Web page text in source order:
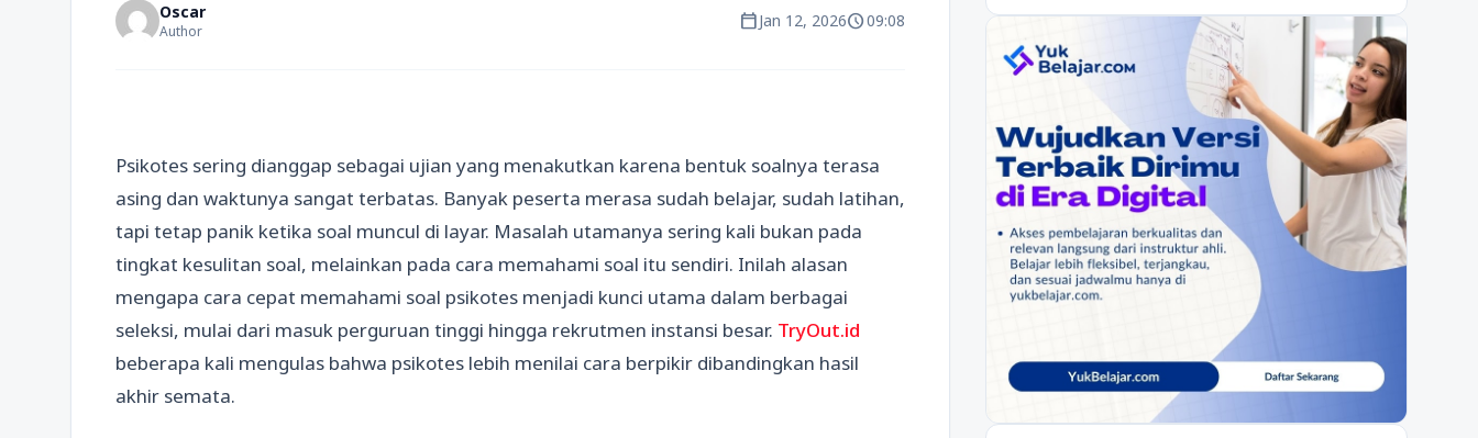
Oscar
Author calendar_todayJan 12, 2026schedule09:08
Psikotes sering dianggap sebagai ujian yang menakutkan karena bentuk soalnya terasa
asing dan waktunya sangat terbatas. Banyak peserta merasa sudah belajar, sudah latihan,
tapi tetap panik ketika soal muncul di layar. Masalah utamanya sering kali bukan pada
tingkat kesulitan soal, melainkan pada cara memahami soal itu sendiri. Inilah alasan
mengapa cara cepat memahami soal psikotes menjadi kunci utama dalam berbagai
seleksi, mulai dari masuk perguruan tinggi hingga rekrutmen instansi besar. TryOut.id
beberapa kali mengulas bahwa psikotes lebih menilai cara berpikir dibandingkan hasil
akhir semata.